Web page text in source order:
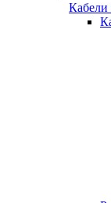
Кабели